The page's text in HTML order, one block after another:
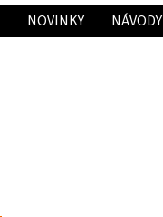
NOVINKY NÁVODY